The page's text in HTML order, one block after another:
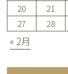
20
21
27
28
« 2月